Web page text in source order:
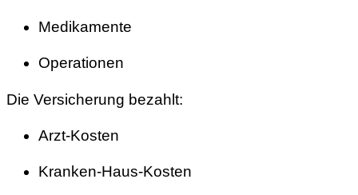
Medikamente
Operationen
Die Versicherung bezahlt:
Arzt-Kosten
Kranken-Haus-Kosten